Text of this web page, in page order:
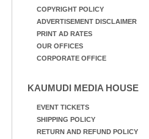
COPYRIGHT POLICY
ADVERTISEMENT DISCLAIMER
PRINT AD RATES
OUR OFFICES
CORPORATE OFFICE
KAUMUDI MEDIA HOUSE
EVENT TICKETS
SHIPPING POLICY
RETURN AND REFUND POLICY